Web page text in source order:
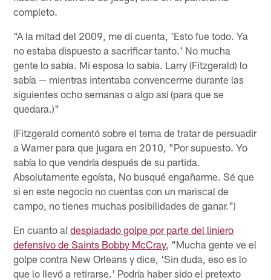
completo.
"A la mitad del 2009, me di cuenta, 'Esto fue todo. Ya
no estaba dispuesto a sacrificar tanto.' No mucha
gente lo sabía. Mi esposa lo sabía. Larry (Fitzgerald) lo
sabía — mientras intentaba convencerme durante las
siguientes ocho semanas o algo así (para que se
quedara.)"
(Fitzgerald comentó sobre el tema de tratar de persuadir
a Warner para que jugara en 2010, "Por supuesto. Yo
sabía lo que vendría después de su partida.
Absolutamente egoísta, No busqué engañarme. Sé que
si en este negocio no cuentas con un mariscal de
campo, no tienes muchas posibilidades de ganar.")
En cuanto aldespiadado golpe por parte del liniero
defensivo de Saints Bobby McCray, "Mucha gente ve el
golpe contra New Orleans y dice, 'Sin duda, eso es lo
que lo llevó a retirarse.' Podría haber sido el pretexto